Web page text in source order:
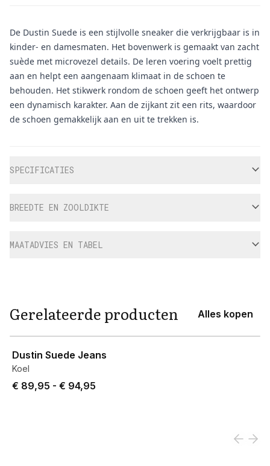
De Dustin Suede is een stijlvolle sneaker die verkrijgbaar is in
kinder- en damesmaten. Het bovenwerk is gemaakt van zacht
suède met microvezel details. De leren voering voelt prettig
aan en helpt een aangenaam klimaat in de schoen te
behouden. Het stikwerk rondom de schoen geeft het ontwerp
een dynamisch karakter. Aan de zijkant zit een rits, waardoor
de schoen gemakkelijk aan en uit te trekken is.
SPECIFICATIES
BREEDTE EN ZOOLDIKTE
MAATADVIES EN TABEL
Gerelateerde producten Alles kopen
Dustin Suede Jeans
Koel
Price from € 89,95 to € 94,95.
€ 89,95 - € 94,95